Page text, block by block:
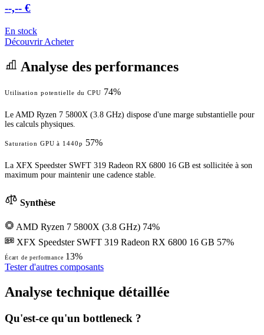
--,-- €
En stock
DécouvrirAcheter
Analyse des performances
Utilisation potentielle du CPU 74%
Le AMD Ryzen 7 5800X (3.8 GHz) dispose d'une marge substantielle pour
les calculs physiques.
Saturation GPU à 1440p 57%
La XFX Speedster SWFT 319 Radeon RX 6800 16 GB est sollicitée à son
maximum pour maintenir une cadence stable.
Synthèse
AMD Ryzen 7 5800X (3.8 GHz) 74%
XFX Speedster SWFT 319 Radeon RX 6800 16 GB 57%
Écart de performance 13%
Tester d'autres composants
Analyse technique détaillée
Qu'est-ce qu'un bottleneck ?